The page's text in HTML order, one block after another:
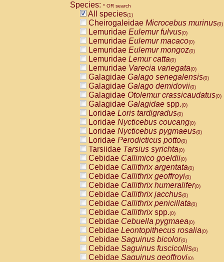
Species: * OR search
All species(1)
Cheirogaleidae Microcebus murinus(0)
Lemuridae Eulemur fulvus(0)
Lemuridae Eulemur macaco(0)
Lemuridae Eulemur mongoz(0)
Lemuridae Lemur catta(0)
Lemuridae Varecia variegata(0)
Galagidae Galago senegalensis(0)
Galagidae Galago demidovii(0)
Galagidae Otolemur crassicaudatus(0)
Galagidae Galagidae spp.(0)
Loridae Loris tardigradus(0)
Loridae Nycticebus coucang(0)
Loridae Nycticebus pygmaeus(0)
Loridae Perodicticus potto(0)
Tarsiidae Tarsius syrichta(0)
Cebidae Callimico goeldii(0)
Cebidae Callithrix argentata(0)
Cebidae Callithrix geoffroyi(0)
Cebidae Callithrix humeralifer(0)
Cebidae Callithrix jacchus(0)
Cebidae Callithrix penicillata(0)
Cebidae Callithrixspp.(0)
Cebidae Cebuella pygmaea(0)
Cebidae Leontopithecus rosalia(0)
Cebidae Saguinus bicolor(0)
Cebidae Saguinus fuscicollis(0)
Cebidae Saguinus geoffroyi(0)